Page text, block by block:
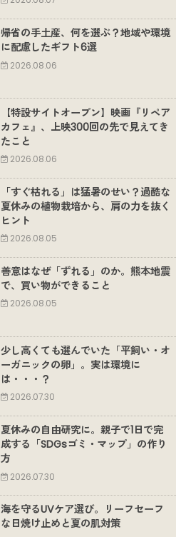
帰省の手土産、何を選ぶ？地域や環境
に配慮したギフト6選
2026.08.06
【特設サイトオープン】映画『リペア
カフェ』、上映300回の先で見えてき
たこと
2026.08.06
「すぐ枯れる」は猛暑のせい？過酷な
夏休みの植物栽培から、肩の力を抜く
ヒント
2026.08.05
善意はなぜ「ずれる」のか。熊本地震
で、買い物ができること
2026.08.05
少し高くても選んでいた「平飼い・オ
ーガニックの卵」。実は環境に
は・・・？
2026.07.30
夏休みの自由研究に。親子で1日で完
成する「SDGsゴミ・マップ」の作り
方
2026.07.30
海を守るUVケア選び。リーフセーフ
な日焼け止めと夏の肌対策